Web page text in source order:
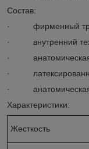
Состав:
· фирменный
· внутренний
· анатомическая
·
· анатомическая
Характеристики:
Жесткость